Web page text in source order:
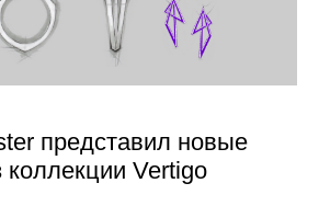
представил новые
Vertigo